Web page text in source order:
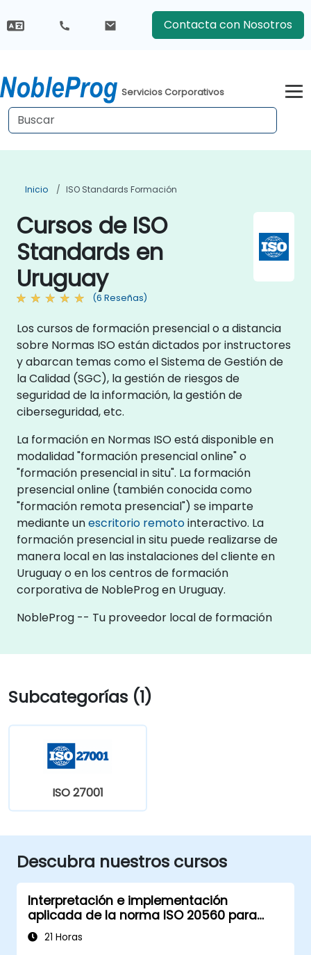
Contacta con Nosotros
Servicios Corporativos
Inicio ISO Standards Formación
Cursos de ISO
Standards en
Uruguay
(6 Reseñas)
Los cursos de formación presencial o a distancia
sobre Normas ISO están dictados por instructores
y abarcan temas como el Sistema de Gestión de
la Calidad (SGC), la gestión de riesgos de
seguridad de la información, la gestión de
ciberseguridad, etc.
La formación en Normas ISO está disponible en
modalidad "formación presencial online" o
"formación presencial in situ". La formación
presencial online (también conocida como
"formación remota presencial") se imparte
mediante unescritorio remotointeractivo. La
formación presencial in situ puede realizarse de
manera local en las instalaciones del cliente en
Uruguay o en los centros de formación
corporativa de NobleProg en Uruguay.
NobleProg -- Tu proveedor local de formación
Subcategorías (1)
ISO 27001
Descubra nuestros cursos
Interpretación e implementación
aplicada de la norma ISO 20560 para
señalización de seguridad industrial
21 Horas